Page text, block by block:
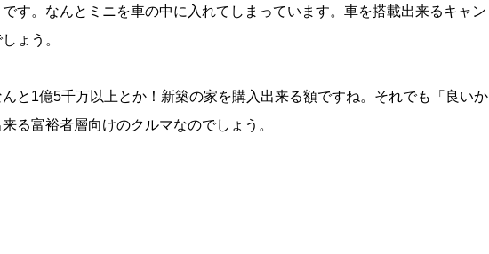
す。なんとミニを車の中に入れてしまっています。車を搭載出来るキャン
ょう。
と1億5千万以上とか！新築の家を購入出来る額ですね。それでも「良いか
る富裕者層向けのクルマなのでしょう。